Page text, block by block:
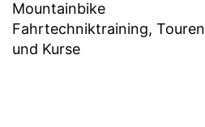
Mountainbike
Fahrtechniktraining, Touren
und Kurse